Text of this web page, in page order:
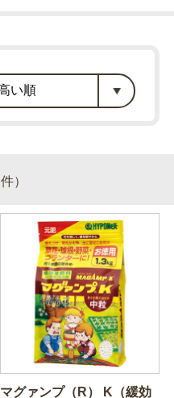
件）
マグァンプ（R） K（緩効